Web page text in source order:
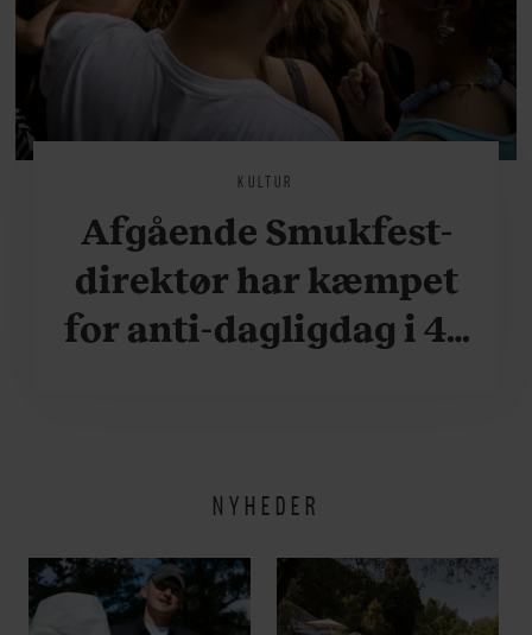
KULTUR
Afgående Smukfest-
direktør har kæmpet
for anti-dagligdag i 46
NYHEDER